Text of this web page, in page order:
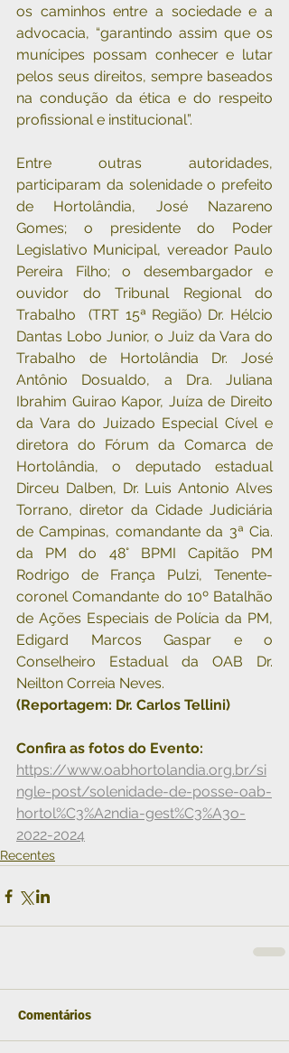
os caminhos entre a sociedade e a
advocacia, “garantindo assim que os
munícipes possam conhecer e lutar
pelos seus direitos, sempre baseados
na condução da ética e do respeito
profissional e institucional”.
Entre outras autoridades,
participaram da solenidade o prefeito
de Hortolândia, José Nazareno
Gomes; o presidente do Poder
Legislativo Municipal, vereador Paulo
Pereira Filho; o desembargador e
ouvidor do Tribunal Regional do
Trabalho  (TRT 15ª Região) Dr. Hélcio
Dantas Lobo Junior, o Juiz da Vara do
Trabalho de Hortolândia Dr. José
Antônio Dosualdo, a Dra. Juliana
Ibrahim Guirao Kapor, Juíza de Direito
da Vara do Juizado Especial Cível e
diretora do Fórum da Comarca de
Hortolândia, o deputado estadual
Dirceu Dalben, Dr. Luis Antonio Alves
Torrano, diretor da Cidade Judiciária
de Campinas, comandante da 3ª Cia.
da PM do 48° BPMI Capitão PM
Rodrigo de França Pulzi, Tenente-
coronel Comandante do 10º Batalhão
de Ações Especiais de Polícia da PM,
Edigard Marcos Gaspar e o
Conselheiro Estadual da OAB Dr.
Neilton Correia Neves.
(Reportagem: Dr. Carlos Tellini)
Confira as fotos do Evento:
https://www.oabhortolandia.org.br/si
ngle-post/solenidade-de-posse-oab-
hortol%C3%A2ndia-gest%C3%A3o-
2022-2024
Recentes
Comentários